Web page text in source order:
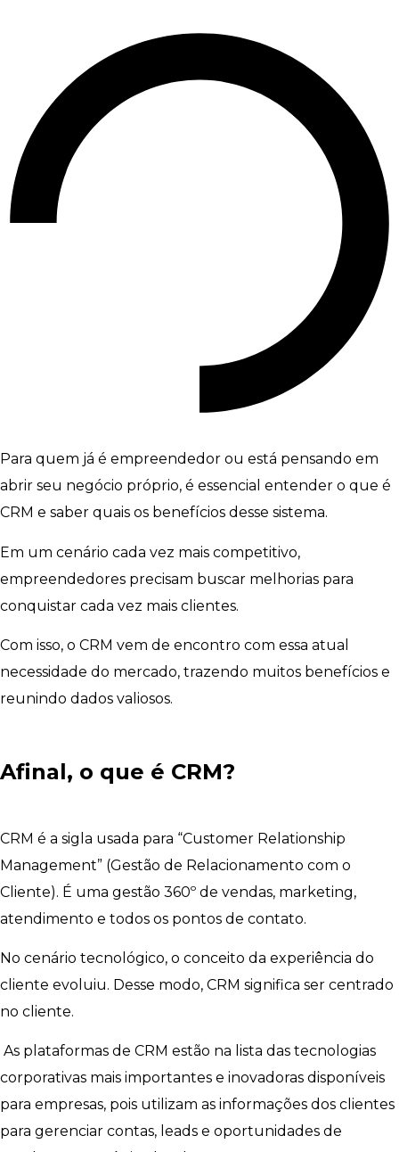
Para quem já é empreendedor ou está pensando em
abrir seu negócio próprio, é essencial entender o que é
CRM e saber quais os benefícios desse sistema.
Em um cenário cada vez mais competitivo,
empreendedores precisam buscar melhorias para
conquistar cada vez mais clientes.
Com isso, o CRM vem de encontro com essa atual
necessidade do mercado, trazendo muitos benefícios e
reunindo dados valiosos.
Afinal, o que é CRM?
CRM é a sigla usada para “Customer Relationship
Management” (Gestão de Relacionamento com o
Cliente). É uma gestão 360º de vendas, marketing,
atendimento e todos os pontos de contato.
No cenário tecnológico, o conceito da experiência do
cliente evoluiu. Desse modo, CRM significa ser centrado
no cliente.
As plataformas de CRM estão na lista das tecnologias
corporativas mais importantes e inovadoras disponíveis
para empresas, pois utilizam as informações dos clientes
para gerenciar contas, leads e oportunidades de